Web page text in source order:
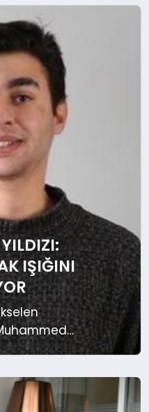
IŞIĞINI
Mardin’in
bu tarihi
küçük